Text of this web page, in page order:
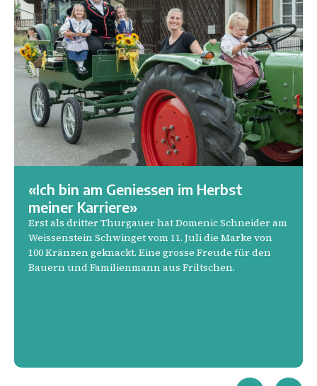
«Ich bin am Geniessen im Herbst
meiner Karriere»
Erst als dritter Thurgauer hat Domenic Schneider am
Weissenstein Schwinget vom 11. Juli die Marke von
100 Kränzen geknackt. Eine grosse Freude für den
Bauern und Familienmann aus Friltschen.